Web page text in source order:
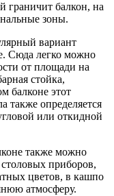
граничит балкон, на
зоны.
вариант
Сюда легко можно
от площади на
стойка,
балконе этот
также определяется
или откидной
также можно
приборов,
цветов, в кашпо
атмосферу.